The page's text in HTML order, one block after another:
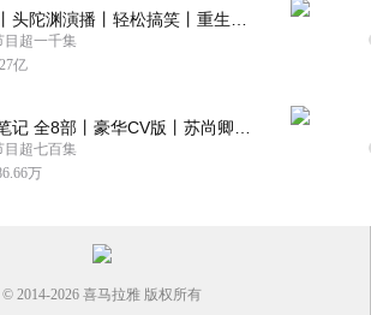
目超一千集
亿
目超七百集
万
© 2014-2026 喜马拉雅 版权所有